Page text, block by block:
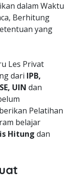
dalam Waktu
Berhitung
yang
Les Privat
dari IPB,
UIN dan
Pelatihan
belajar
Hitung dan